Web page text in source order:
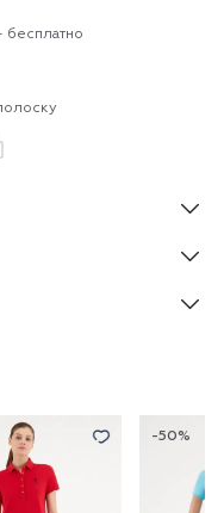
бесплатно
-50%